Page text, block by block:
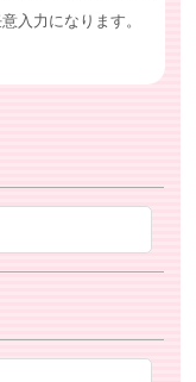
入力になります。